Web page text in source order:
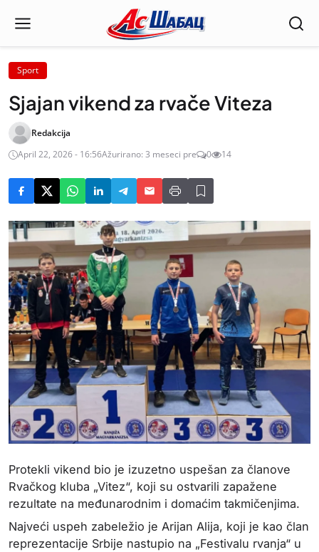
Sport
Sjajan vikend za rvače Viteza
Redakcija
April 22, 2026 - 16:56Ažurirano: 3 meseci pre 0 14
Protekli vikend bio je izuzetno uspešan za članove
Rvačkog kluba „Vitez“, koji su ostvarili zapažene
rezultate na međunarodnim i domaćim takmičenjima.
Najveći uspeh zabeležio je Arijan Alija, koji je kao član
reprezentacije Srbije nastupio na „Festivalu rvanja“ u